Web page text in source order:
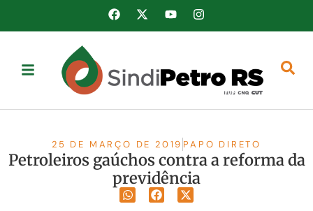
25 DE MARÇO DE 2019 PAPO DIRETO
Petroleiros gaúchos contra a reforma da
previdência